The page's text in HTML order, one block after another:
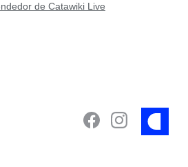
de Catawiki Live